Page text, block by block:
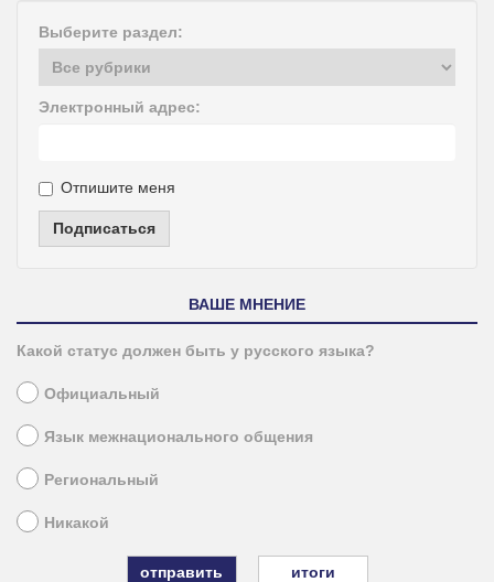
Выберите раздел:
Электронный адрес:
Отпишите меня
Подписаться
ВАШЕ МНЕНИЕ
Какой статус должен быть у русского языка?
Официальный
Язык межнационального общения
Региональный
Никакой
итоги